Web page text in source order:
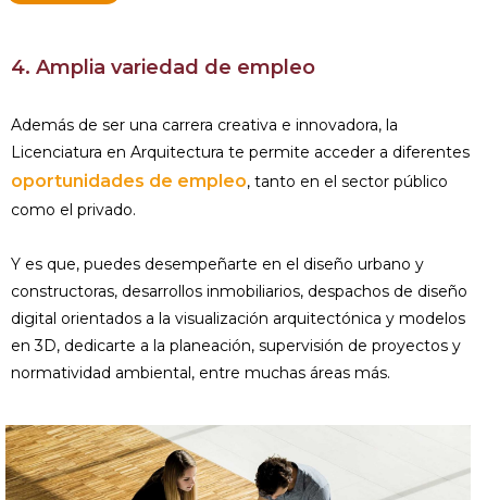
4. Amplia variedad de empleo
Además de ser una carrera creativa e innovadora, la
Licenciatura en Arquitectura te permite acceder a diferentes
oportunidades de empleo, tanto en el sector público
como el privado.
Y es que, puedes desempeñarte en el diseño urbano y
constructoras, desarrollos inmobiliarios, despachos de diseño
digital orientados a la visualización arquitectónica y modelos
en 3D, dedicarte a la planeación, supervisión de proyectos y
normatividad ambiental, entre muchas áreas más.